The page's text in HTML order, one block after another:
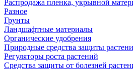
Распродажа пленка, укрывной
Разное
Грунты
Ландшафтные материалы
Органические удобрения
Природные средства защиты
Регуляторы роста растений
Средства защиты от болезней